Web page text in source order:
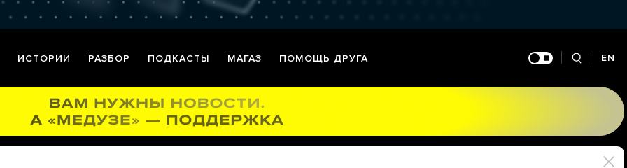
ИСТОРИИ РАЗБОР ПОДКАСТЫ МАГАЗ ПОМОЩЬ ДРУГА EN